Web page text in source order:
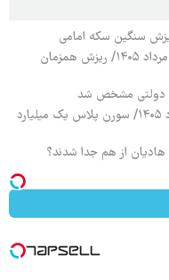
قیمت محصولات ایران خودرو چهارشنبه ۱۴ مرداد ۱۴۰۵/ ریزش همزمان
دولتی مشخص شد
قیمت محصولات ایران خودرو شنبه ۱۰ مرداد ۱۴۰۵/ سورن پلاس یک میلیارد
هادیان از هم جدا شدند؟